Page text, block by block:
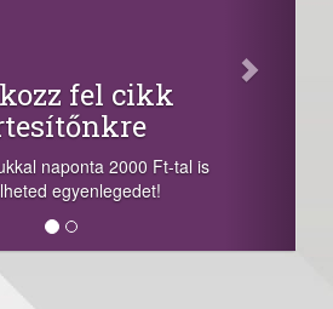
fel cikk
naponta 2000 Ft-tal is
egyenlegedet!